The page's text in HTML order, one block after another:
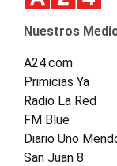
Nuestros
A24.com
Primicias Ya
Radio La Red
FM Blue
Diario Uno
San Juan 8